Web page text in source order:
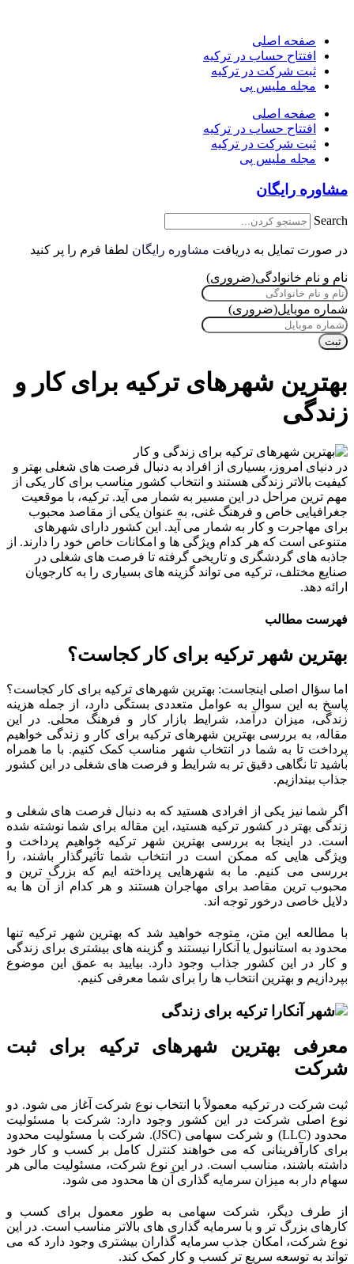
محتوا
صفحه اصلی
افتتاح حساب در ترکیه
ثبت شرکت در ترکیه
مجله ملیس پی
صفحه اصلی
افتتاح حساب در ترکیه
ثبت شرکت در ترکیه
مجله ملیس پی
مشاوره رایگان
Search
در صورت تمایل به دریافت مشاوره رایگان لطفا فرم را پر کنید
نام و نام خانوادگی(ضروری)
شماره موبایل(ضروری)
بهترین شهرهای ترکیه برای کار و
زندگی
در دنیای امروز، بسیاری از افراد به دنبال فرصت‌ های شغلی بهتر و
کیفیت بالاتر زندگی هستند و انتخاب کشور مناسب برای کار یکی از
مهم‌ ترین مراحل در این مسیر به شمار می‌ آید. ترکیه، با موقعیت
جغرافیایی خاص و فرهنگ غنی، به عنوان یکی از مقاصد محبوب
برای مهاجرت و کار به شمار می‌ آید. این کشور دارای شهرهای
متنوعی است که هر کدام ویژگی‌ ها و امکانات خاص خود را دارند. از
جاذبه‌ های گردشگری و تاریخی گرفته تا فرصت‌ های شغلی در
صنایع مختلف، ترکیه می‌ تواند گزینه‌ های بسیاری را به کارجویان
ارائه دهد.
فهرست مطالب
بهترین شهر ترکیه برای کار کجاست؟
اما سؤال اصلی اینجاست: بهترین شهرهای ترکیه برای کار کجاست؟
پاسخ به این سوال به عوامل متعددی بستگی دارد، از جمله هزینه
زندگی، میزان درآمد، شرایط بازار کار و فرهنگ محلی. در این
مقاله، به بررسی بهترین شهرهای ترکیه برای کار و زندگی خواهیم
پرداخت تا به شما در انتخاب شهر مناسب کمک کنیم. با ما همراه
باشید تا نگاهی دقیق‌ تر به شرایط و فرصت‌ های شغلی در این کشور
جذاب بیندازیم.
اگر شما نیز یکی از افرادی هستید که به دنبال فرصت‌ های شغلی و
زندگی بهتر در کشور ترکیه هستید، این مقاله برای شما نوشته شده
است. در اینجا به بررسی بهترین شهر ترکیه خواهیم پرداخت و
ویژگی‌ هایی که ممکن است در انتخاب شما تأثیرگذار باشند، را
بررسی می‌ کنیم. ما به شهرهایی پرداخته‌ ایم که بزرگ‌ ترین و
محبوب‌ ترین مقاصد برای مهاجران هستند و هر کدام از آن‌ ها به
دلایل خاصی درخور توجه‌ اند.
با مطالعه این متن، متوجه خواهید شد که بهترین شهر ترکیه تنها
محدود به استانبول یا آنکارا نیستند و گزینه‌ های بیشتری برای زندگی
و کار در این کشور جذاب وجود دارد. بیایید به عمق این موضوع
بپردازیم و بهترین انتخاب‌ ها را برای شما معرفی کنیم.
معرفی بهترین شهرهای ترکیه برای ثبت
شرکت
ثبت شرکت در ترکیه معمولاً با انتخاب نوع شرکت آغاز می‌ شود. دو
نوع اصلی شرکت در این کشور وجود دارد: شرکت با مسئولیت
محدود (LLC) و شرکت سهامی (JSC). شرکت با مسئولیت محدود
برای کارآفرینانی که می‌ خواهند کنترل کامل بر کسب و کار خود
داشته باشند، مناسب است. در این نوع شرکت، مسئولیت مالی هر
سهام‌ دار به میزان سرمایه‌ گذاری آن‌ ها محدود می‌ شود.
از طرف دیگر، شرکت سهامی به‌ طور معمول برای کسب‌ و
کارهای بزرگ‌ تر و با سرمایه‌ گذاری‌ های بالاتر مناسب است. در این
نوع شرکت، امکان جذب سرمایه‌ گذاران بیشتری وجود دارد که می‌
تواند به توسعه سریع‌ تر کسب و کار کمک کند.